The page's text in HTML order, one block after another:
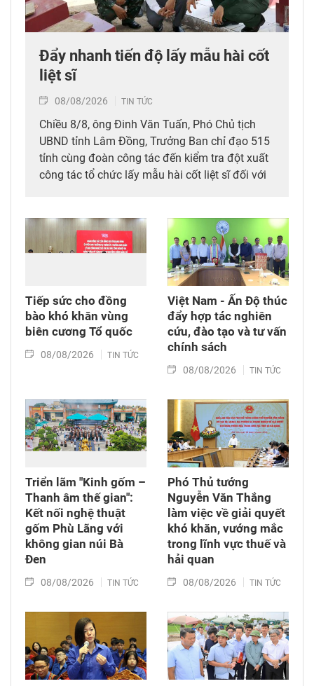
Đẩy nhanh tiến độ lấy mẫu hài cốt
liệt sĩ
08/08/2026 TIN TỨC
Chiều 8/8, ông Đinh Văn Tuấn, Phó Chủ tịch
UBND tỉnh Lâm Đồng, Trưởng Ban chỉ đạo 515
tỉnh cùng đoàn công tác đến kiểm tra đột xuất
công tác tổ chức lấy mẫu hài cốt liệt sĩ đối với
thời tặng quà cho cán bộ, chiến sĩ tham gia
công tác lấy mẫu tại đây.
Tiếp sức cho đồng
bào khó khăn vùng
biên cương Tổ quốc
08/08/2026 TIN TỨC
Việt Nam - Ấn Độ thúc
đẩy hợp tác nghiên
cứu, đào tạo và tư vấn
chính sách
08/08/2026 TIN TỨC
Triển lãm "Kinh gốm –
Thanh âm thế gian":
Kết nối nghệ thuật
gốm Phù Lãng với
không gian núi Bà
Đen
08/08/2026 TIN TỨC
Phó Thủ tướng
Nguyễn Văn Thắng
làm việc về giải quyết
khó khăn, vướng mắc
trong lĩnh vực thuế và
hải quan
08/08/2026 TIN TỨC